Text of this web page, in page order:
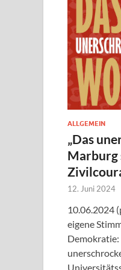
ALLGEMEIN
„Das
Marburg
12. Juni 2024
10.06.2024
eigene
Demokratie: